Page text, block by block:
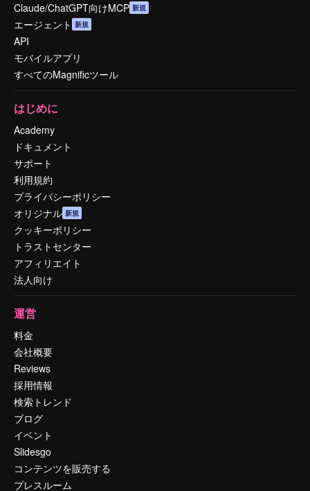
Claude/ChatGPT向けMCP 新規
エージェント 新規
API
モバイルアプリ
すべてのMagnificツール
はじめに
Academy
ドキュメント
サポート
利用規約
プライバシーポリシー
オリジナル 新規
クッキーポリシー
トラストセンター
アフィリエイト
法人向け
運営
料金
会社概要
Reviews
採用情報
検索トレンド
ブログ
イベント
Slidesgo
コンテンツを販売する
プレスルーム